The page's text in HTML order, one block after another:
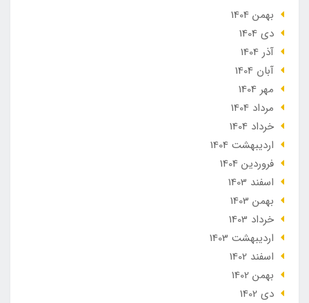
بهمن 1404
دی 1404
آذر 1404
آبان 1404
مهر 1404
مرداد 1404
خرداد 1404
ارديبهشت 1404
فروردین 1404
اسفند 1403
بهمن 1403
خرداد 1403
ارديبهشت 1403
اسفند 1402
بهمن 1402
دی 1402